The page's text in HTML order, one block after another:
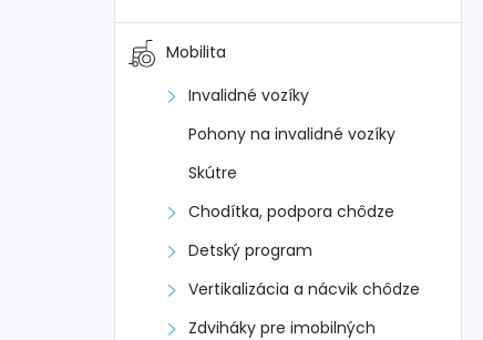
p
a
Mobilita
Invalidné vozíky
Pohony na invalidné vozíky
Skútre
Chodítka, podpora chôdze
Detský program
Vertikalizácia a nácvik chôdze
Zdviháky pre imobilných